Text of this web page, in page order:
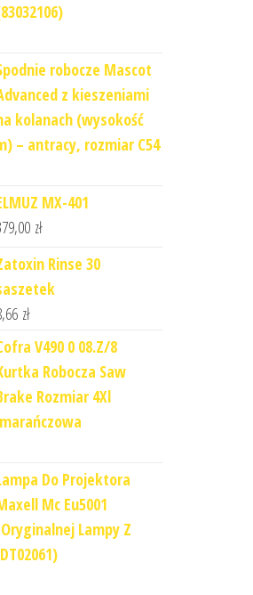
robocze Mascot
z kieszeniami
kolanach (wysokość
– antracy, rozmiar C54
MX-401
zł
Rinse 30
zł
V490 0 08.Z/8
Robocza Saw
Rozmiar 4Xl
Do Projektora
Mc Eu5001
Lampy Z